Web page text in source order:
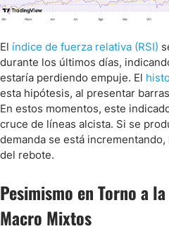
El índice de fuerza relativa (RSI)
durante los últimos días,
estaría perdiendo empuje. El
esta hipótesis, al presentar
En estos momentos, este
cruce de líneas alcista. Si se
demanda se está
del rebote.
Pesimismo en Torno a
Macro Mixtos